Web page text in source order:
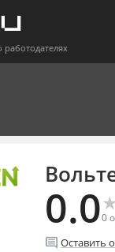
работодателях
0.0★
★
0
comment Оставить